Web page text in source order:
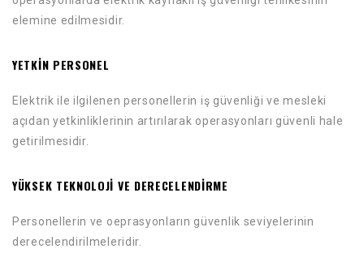
elemine edilmesidir.
YETKIN PERSONEL
Elektrik ile ilgilenen personellerin iş güvenliği ve mesleki
açıdan yetkinliklerinin artırılarak operasyonları güvenli hale
getirilmesidir.
YÜKSEK TEKNOLOJI VE DERECELENDIRME
Personellerin ve oeprasyonların güvenlik seviyelerinin
derecelendirilmeleridir.